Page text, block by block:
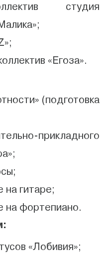
студия
«Егоза».
(подготовка
прикладного
на гитаре;
на фортепиано.
«Лобивия»;